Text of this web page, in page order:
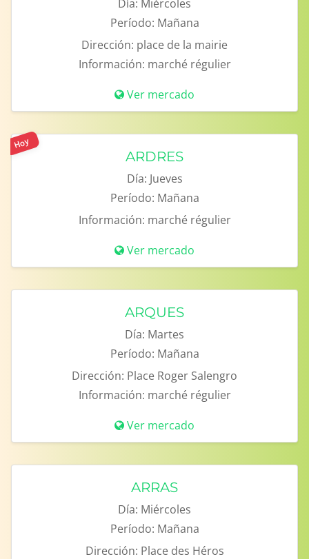
Día: Miércoles
Período: Mañana
Dirección: place de la mairie
Información: marché régulier
Ver mercado
Hoy
ARDRES
Día: Jueves
Período: Mañana
Información: marché régulier
Ver mercado
ARQUES
Día: Martes
Período: Mañana
Dirección: Place Roger Salengro
Información: marché régulier
Ver mercado
ARRAS
Día: Miércoles
Período: Mañana
Dirección: Place des Héros